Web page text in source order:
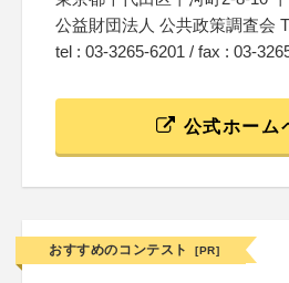
公益財団法人 公共政策調査会
tel : 03-3265-6201 / fax : 03-
公式ホーム
おすすめのコンテスト [PR]